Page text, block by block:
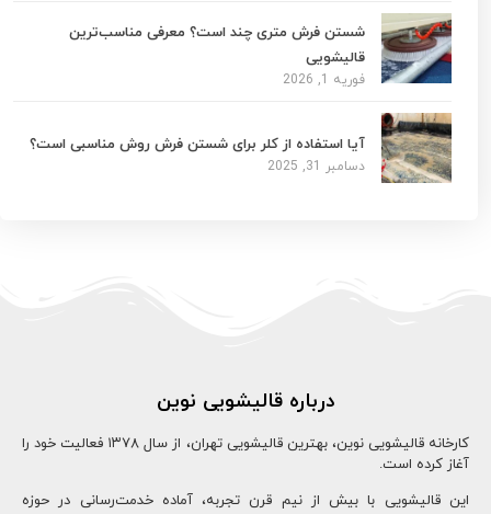
شستن فرش متری چند است؟ معرفی مناسب‌ترین
قالیشویی
فوریه 1, 2026
آیا استفاده از کلر برای شستن فرش روش مناسبی است؟
دسامبر 31, 2025
درباره قالیشویی نوین
کارخانه قالیشویی نوین، بهترین قالیشویی تهران، از سال ۱۳78 فعالیت خود را
آغاز کرده است.
این قالیشویی با بیش از نیم قرن تجربه، آماده خدمت‌رسانی در حوزه